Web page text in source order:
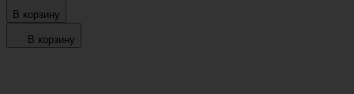
В корзину
В корзину